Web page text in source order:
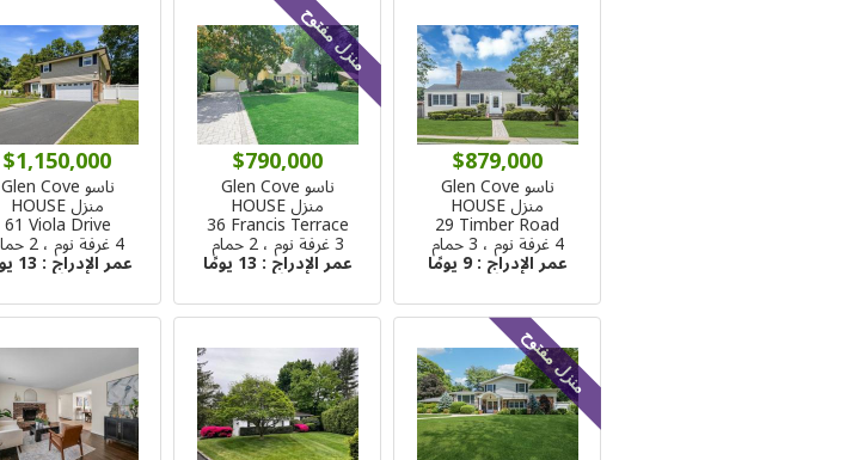
$879,000
ناسو Glen Cove
منزل HOUSE
29 Timber Road
4 غرفة نوم ، 3 حمام
عمر الإدراج :9 يومًا
منزل مفتوح
$790,000
ناسو Glen Cove
منزل HOUSE
36 Francis Terrace
3 غرفة نوم ، 2 حمام
عمر الإدراج : 13 يومًا
$1,150,000
ناسو Glen Cove
منزل HOUSE
61 Viola Drive
4 غرفة نوم ، 2 حمام
عمر الإدراج : 13 يومًا
منزل مفتوح